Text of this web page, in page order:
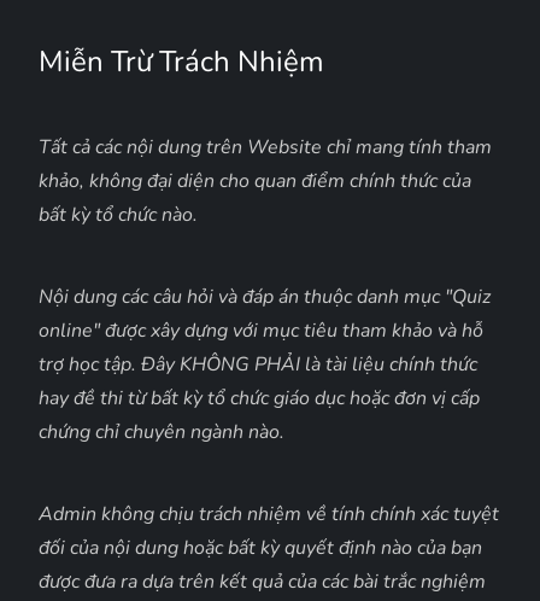
Miễn Trừ Trách Nhiệm
Tất cả các nội dung trên Website chỉ mang tính tham
khảo, không đại diện cho quan điểm chính thức của
bất kỳ tổ chức nào.
Nội dung các câu hỏi và đáp án thuộc danh mục "Quiz
online" được xây dựng với mục tiêu tham khảo và hỗ
trợ học tập. Đây KHÔNG PHẢI là tài liệu chính thức
hay đề thi từ bất kỳ tổ chức giáo dục hoặc đơn vị cấp
chứng chỉ chuyên ngành nào.
Admin không chịu trách nhiệm về tính chính xác tuyệt
đối của nội dung hoặc bất kỳ quyết định nào của bạn
được đưa ra dựa trên kết quả của các bài trắc nghiệm